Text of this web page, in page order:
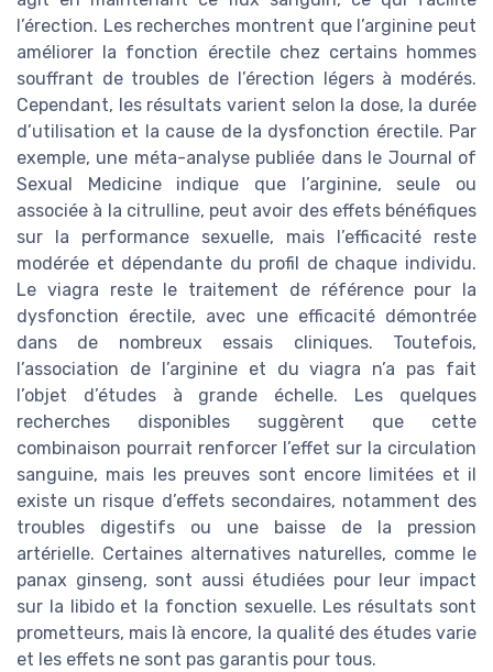
l’érection. Les recherches montrent que l’arginine peut
améliorer la fonction érectile chez certains hommes
souffrant de troubles de l’érection légers à modérés.
Cependant, les résultats varient selon la dose, la durée
d’utilisation et la cause de la dysfonction érectile. Par
exemple, une méta-analyse publiée dans le Journal of
Sexual Medicine indique que l’arginine, seule ou
associée à la citrulline, peut avoir des effets bénéfiques
sur la performance sexuelle, mais l’efficacité reste
modérée et dépendante du profil de chaque individu.
Le viagra reste le traitement de référence pour la
dysfonction érectile, avec une efficacité démontrée
dans de nombreux essais cliniques. Toutefois,
l’association de l’arginine et du viagra n’a pas fait
l’objet d’études à grande échelle. Les quelques
recherches disponibles suggèrent que cette
combinaison pourrait renforcer l’effet sur la circulation
sanguine, mais les preuves sont encore limitées et il
existe un risque d’effets secondaires, notamment des
troubles digestifs ou une baisse de la pression
artérielle. Certaines alternatives naturelles, comme le
panax ginseng, sont aussi étudiées pour leur impact
sur la libido et la fonction sexuelle. Les résultats sont
prometteurs, mais là encore, la qualité des études varie
et les effets ne sont pas garantis pour tous.